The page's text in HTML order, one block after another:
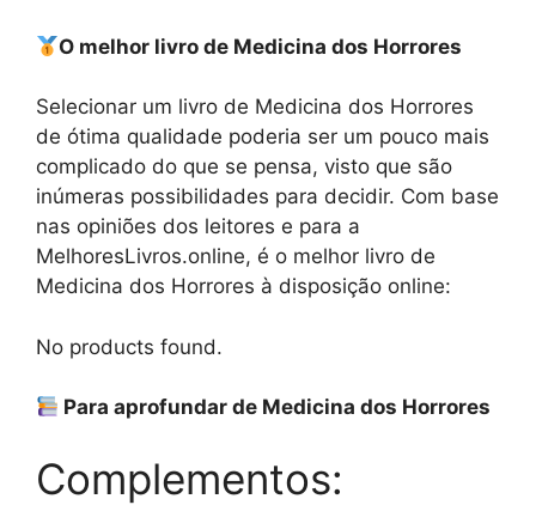
O melhor livro de Medicina dos Horrores
Selecionar um livro de Medicina dos Horrores
de ótima qualidade poderia ser um pouco mais
complicado do que se pensa, visto que são
inúmeras possibilidades para decidir. Com base
nas opiniões dos leitores e para a
MelhoresLivros.online, é o melhor livro de
Medicina dos Horrores à disposição online:
No products found.
Para aprofundar de Medicina dos Horrores
Complementos: